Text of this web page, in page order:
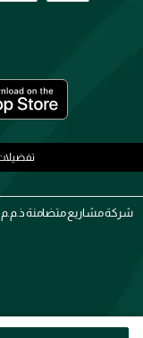
شركة مشاريع متضامنة